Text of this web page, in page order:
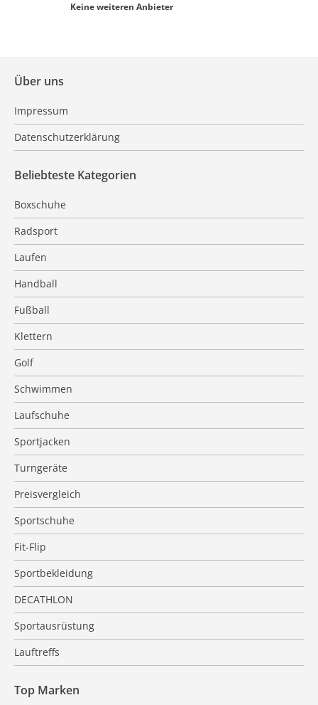
Keine weiteren Anbieter
Über uns
Impressum
Datenschutzerklärung
Beliebteste Kategorien
Boxschuhe
Radsport
Laufen
Handball
Fußball
Klettern
Golf
Schwimmen
Laufschuhe
Sportjacken
Turngeräte
Preisvergleich
Sportschuhe
Fit-Flip
Sportbekleidung
DECATHLON
Sportausrüstung
Lauftreffs
Top Marken